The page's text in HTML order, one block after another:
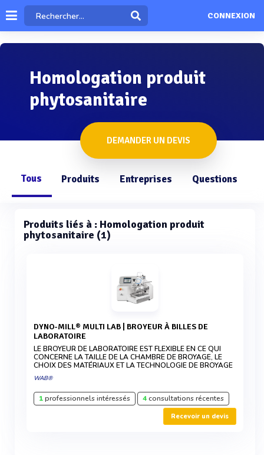
CONNEXION
Homologation produit
phytosanitaire
DEMANDER UN DEVIS
Tous Produits Entreprises Questions
Produits liés à : Homologation produit
phytosanitaire (1)
DYNO-MILL® MULTI LAB | BROYEUR À BILLES DE
LABORATOIRE
LE BROYEUR DE LABORATOIRE EST FLEXIBLE EN CE QUI
CONCERNE LA TAILLE DE LA CHAMBRE DE BROYAGE, LE
CHOIX DES MATÉRIAUX ET LA TECHNOLOGIE DE BROYAGE
WAB®
1professionnels intéressés 4consultations récentes
Recevoir un devis